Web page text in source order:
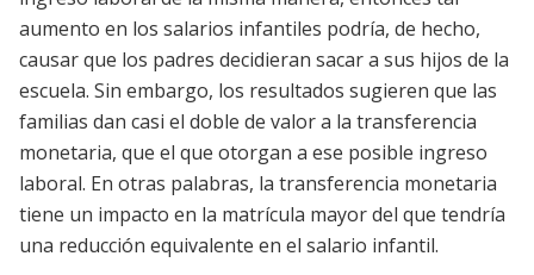
aumento en los salarios infantiles podría, de hecho,
causar que los padres decidieran sacar a sus hijos de la
escuela. Sin embargo, los resultados sugieren que las
familias dan casi el doble de valor a la transferencia
monetaria, que el que otorgan a ese posible ingreso
laboral. En otras palabras, la transferencia monetaria
tiene un impacto en la matrícula mayor del que tendría
una reducción equivalente en el salario infantil.